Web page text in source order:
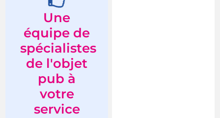
Une
équipe de
spécialistes
de l'objet
pub à
votre
service